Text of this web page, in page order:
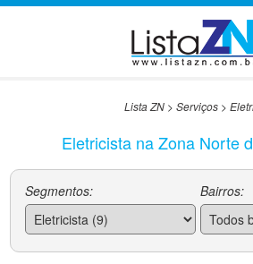
Lista ZN> Serviços>
Eletricista na Zona Norte
Segmentos: Bairros: